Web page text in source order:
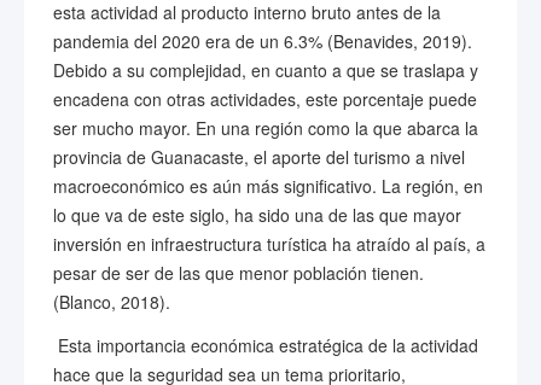
esta actividad al producto interno bruto antes de la
pandemia del 2020 era de un 6.3% (Benavides, 2019).
Debido a su complejidad, en cuanto a que se traslapa y
encadena con otras actividades, este porcentaje puede
ser mucho mayor. En una región como la que abarca la
provincia de Guanacaste, el aporte del turismo a nivel
macroeconómico es aún más significativo. La región, en
lo que va de este siglo, ha sido una de las que mayor
inversión en infraestructura turística ha atraído al país, a
pesar de ser de las que menor población tienen.
(Blanco, 2018).
Esta importancia económica estratégica de la actividad
hace que la seguridad sea un tema prioritario,